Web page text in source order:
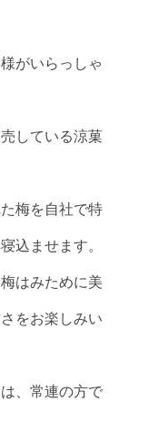
がいらっしゃ
している涼菓
梅を自社で特
込ませます。
はみために美
をお楽しみい
、常連の方で